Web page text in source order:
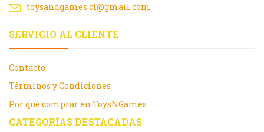
toysandgames.cl@gmail.com
SERVICIO AL CLIENTE
Contacto
Términos y Condiciones
Por qué comprar en ToysNGames
CATEGORÍAS DESTACADAS